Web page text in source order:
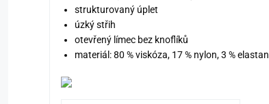
strukturovaný úplet
úzký střih
otevřený límec bez knoflíků
materiál: 80 % viskóza, 17 % nylon, 3 % elastan